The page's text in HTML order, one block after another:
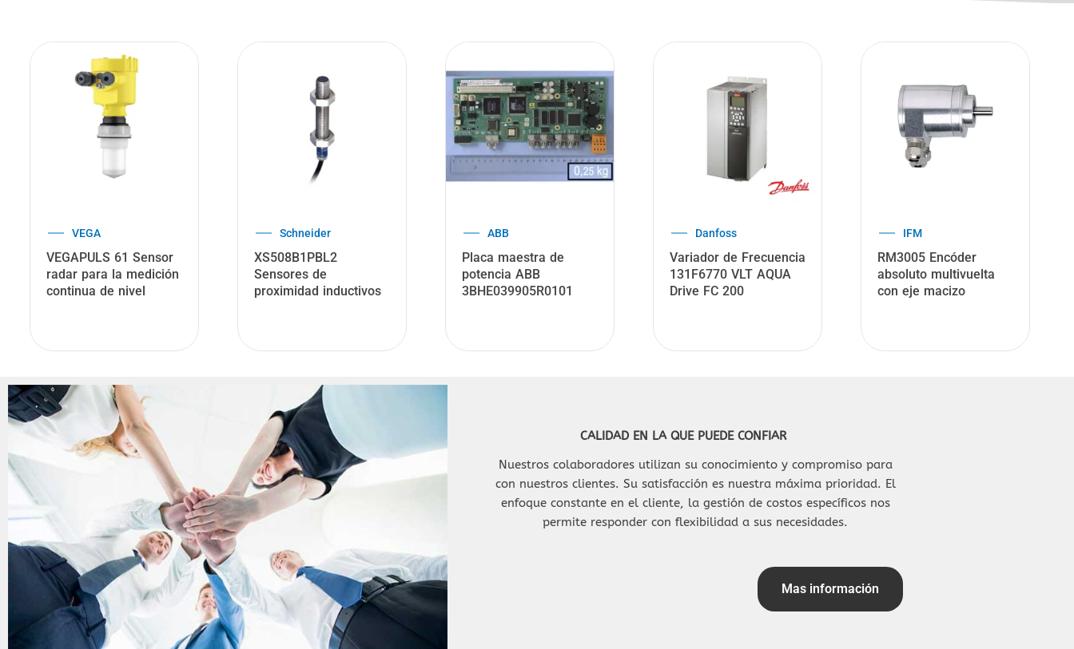
Danfoss
Variador de Frecuencia
131F6770 VLT AQUA
Drive FC 200
IFM
RM3005 Encóder
absoluto multivuelta
con eje macizo
B&R Industrial
Modulo entrada digital
X20DI9371 B&R
Allen Bradley
1794-IE8 Módulo
Entrada analógica Flex
I / O
Pepperl+Fuchs
Monitor de velocidad
inductivo
NJ15+U1+DW1-1
CALIDAD EN LA QUE PUEDE CONFIAR
Nuestros colaboradores utilizan su conocimiento y compromiso para
con nuestros clientes. Su satisfacción es nuestra máxima prioridad. El
enfoque constante en el cliente, la gestión de costos específicos nos
permite responder con flexibilidad a sus necesidades.
Mas información